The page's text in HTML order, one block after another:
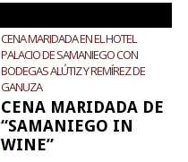
CENA MARIDADA EN EL HOTEL
PALACIO DE SAMANIEGO CON
BODEGAS ALÚTIZ Y REMÍREZ DE
GANUZA
CENA MARIDADA DE
“SAMANIEGO IN
WINE”